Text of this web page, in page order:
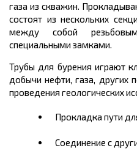
газа из скважин.
состоят из нескольких
между собой
специальными замками.
Трубы для бурения играют
добычи нефти, газа, других
проведения геологических
Прокладка пути
Соединение с